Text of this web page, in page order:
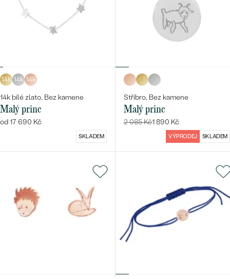
14k 14k 14k
14k bílé zlato, Bez kamene
Malý princ
od 17 690 Kč
SKLADEM
Stříbro, Bez kamene
Malý princ
2 085 Kč1 890 Kč
VÝPRODEJ SKLADEM